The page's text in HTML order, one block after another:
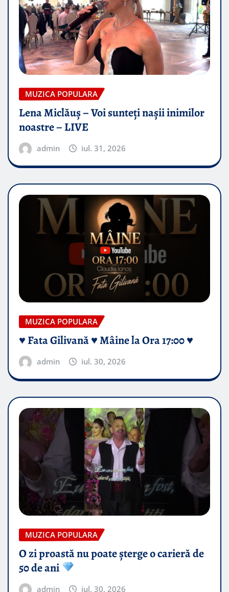
MUZICA POPULARA
Lena Miclăuș – Voi sunteți nașii inimilor
noastre – LIVE
admin iul. 31, 2026
MUZICA POPULARA
♥️ Fata Gilivană ♥️ Mâine la Ora 17:00 ♥️
admin iul. 30, 2026
MUZICA POPULARA
O zi proastă nu poate șterge o carieră de
50 de ani
admin iul. 30, 2026